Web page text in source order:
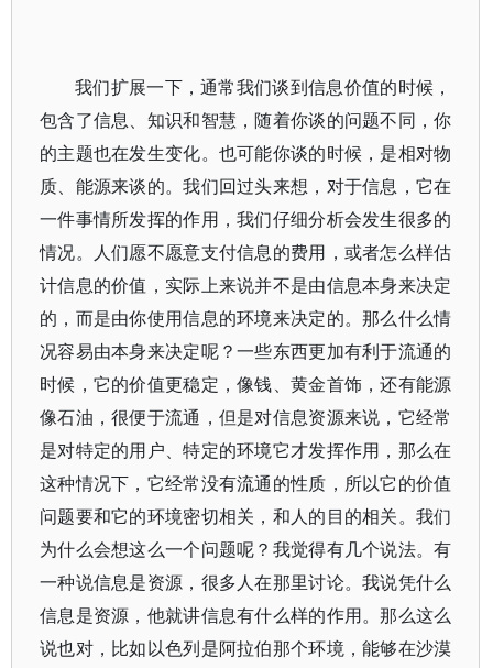
我们扩展一下，通常我们谈到信息价值的时候，
包含了信息、知识和智慧，随着你谈的问题不同，你
的主题也在发生变化。也可能你谈的时候，是相对物
质、能源来谈的。我们回过头来想，对于信息，它在
一件事情所发挥的作用，我们仔细分析会发生很多的
情况。人们愿不愿意支付信息的费用，或者怎么样估
计信息的价值，实际上来说并不是由信息本身来决定
的，而是由你使用信息的环境来决定的。那么什么情
况容易由本身来决定呢？一些东西更加有利于流通的
时候，它的价值更稳定，像钱、黄金首饰，还有能源
像石油，很便于流通，但是对信息资源来说，它经常
是对特定的用户、特定的环境它才发挥作用，那么在
这种情况下，它经常没有流通的性质，所以它的价值
问题要和它的环境密切相关，和人的目的相关。我们
为什么会想这么一个问题呢？我觉得有几个说法。有
一种说信息是资源，很多人在那里讨论。我说凭什么
信息是资源，他就讲信息有什么样的作用。那么这么
说也对，比如以色列是阿拉伯那个环境，能够在沙漠